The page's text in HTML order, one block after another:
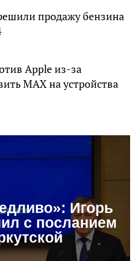
продажу бензина
Apple из-за
MAX на устройства
Игорь
с посланием